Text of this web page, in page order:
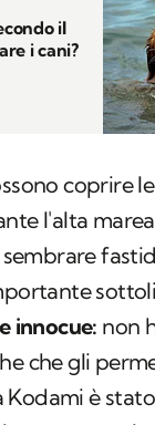
il
i cani?
coprire
l'alta
innocue: non
che gli
è